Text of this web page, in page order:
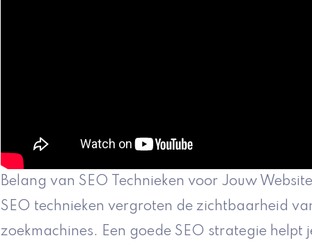
Belang van SEO Technieken voor Jouw Website
SEO technieken vergroten de zichtbaarheid
zoekmachines. Een goede SEO strategie helpt